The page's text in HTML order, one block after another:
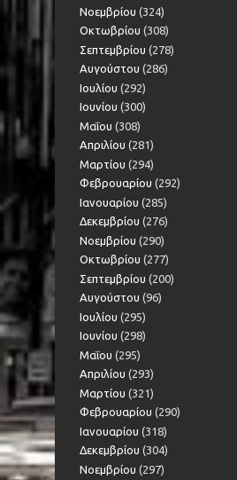
Νοεμβρίου (324)
Οκτωβρίου (308)
Σεπτεμβρίου (278)
Αυγούστου (286)
Ιουλίου (292)
Ιουνίου (300)
Μαΐου (308)
Απριλίου (281)
Μαρτίου (294)
Φεβρουαρίου (292)
Ιανουαρίου (285)
Δεκεμβρίου (276)
Νοεμβρίου (290)
Οκτωβρίου (277)
Σεπτεμβρίου (200)
Αυγούστου (96)
Ιουλίου (295)
Ιουνίου (298)
Μαΐου (295)
Απριλίου (293)
Μαρτίου (321)
Φεβρουαρίου (290)
Ιανουαρίου (318)
Δεκεμβρίου (304)
Νοεμβρίου (297)